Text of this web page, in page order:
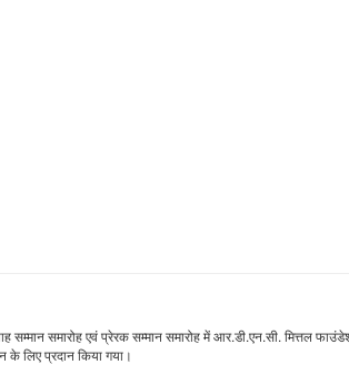
सम्मान समारोह एवं प्रेरक सम्मान समारोह में आर.डी.एन.सी. मित्तल
के लिए प्रदान किया गया।